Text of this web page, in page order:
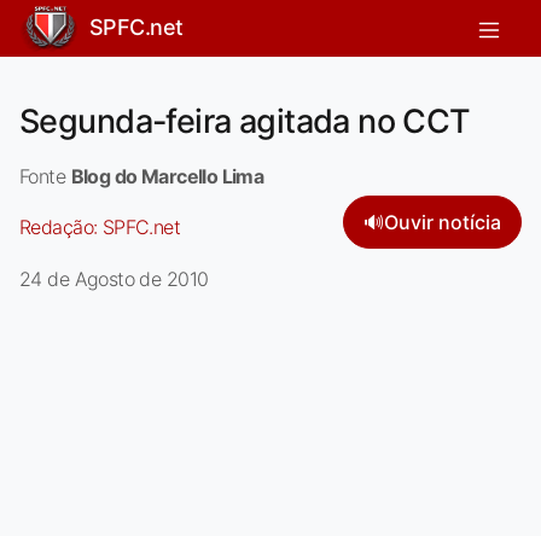
SPFC.net
Segunda-feira agitada no CCT
Fonte Blog do Marcello Lima
Redação: SPFC.net 🔊Ouvir notícia
24 de Agosto de 2010